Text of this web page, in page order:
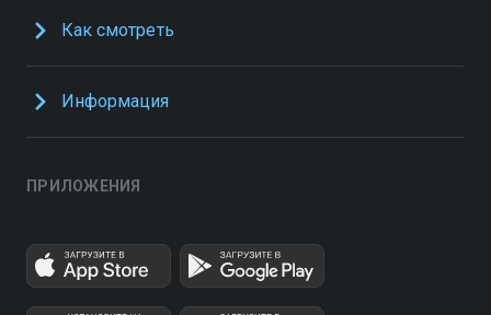
Как смотреть
Информация
ПРИЛОЖЕНИЯ